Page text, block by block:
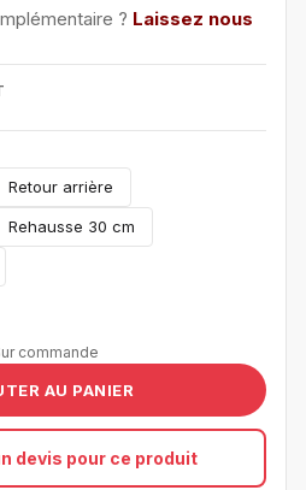
? Laissez nous
Retour arrière
Rehausse 30 cm
commande
AU PANIER
devis pour ce produit